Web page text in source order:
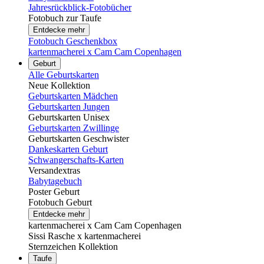
Jahresrückblick-Fotobücher
Fotobuch zur Taufe
Entdecke mehr
Fotobuch Geschenkbox
kartenmacherei x Cam Cam Copenhagen
Geburt
Alle Geburtskarten
Neue Kollektion
Geburtskarten Mädchen
Geburtskarten Jungen
Geburtskarten Unisex
Geburtskarten Zwillinge
Geburtskarten Geschwister
Dankeskarten Geburt
Schwangerschafts-Karten
Versandextras
Babytagebuch
Poster Geburt
Fotobuch Geburt
Entdecke mehr
kartenmacherei x Cam Cam Copenhagen
Sissi Rasche x kartenmacherei
Sternzeichen Kollektion
Taufe